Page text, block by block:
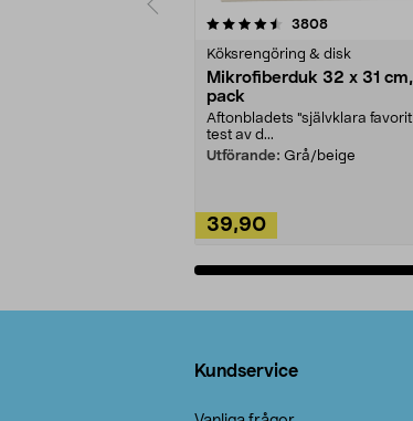
3808recensioner
Köksrengöring & disk
Mikrofiberduk 32 x 31
pack
Aftonbladets "självklara
test av d...
Utförande: Grå/beige
39,90
4.0av 5 stjärnor
Kundservice